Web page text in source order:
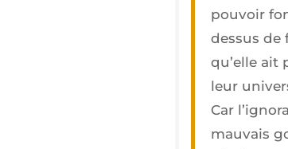
pou­voir
des­sus de
qu’elle ait
leur
Car
mau­vais